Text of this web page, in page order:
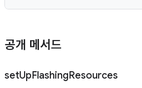
공개 메서드
setUpFlashingResources